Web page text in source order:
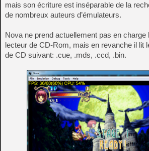
mais son écriture est inséparable de la
de nombreux auteurs d’émulateurs.
Nova ne prend actuellement pas en charge
lecteur de CD-Rom, mais en revanche il lit
de CD suivant: .cue, .mds, .ccd, .bin.